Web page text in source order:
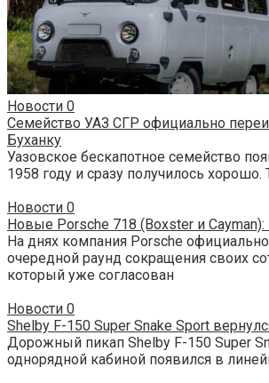
Новости 0
Семейство УАЗ СГР официально
Буханку
Уазовское бескапотное семейство
1958 году и сразу получилось хорошо.
Новости 0
Новые Porsche 718 (Boxster и
На днях компания Porsche
очередной раунд сокращения своих
который уже согласован
Новости 0
Shelby F-150 Super Snake Sport
Дорожный пикап Shelby F-150 Super
однорядной кабиной появился в